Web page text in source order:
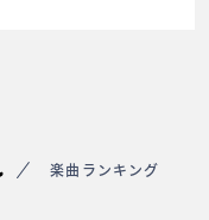
楽曲ランキング